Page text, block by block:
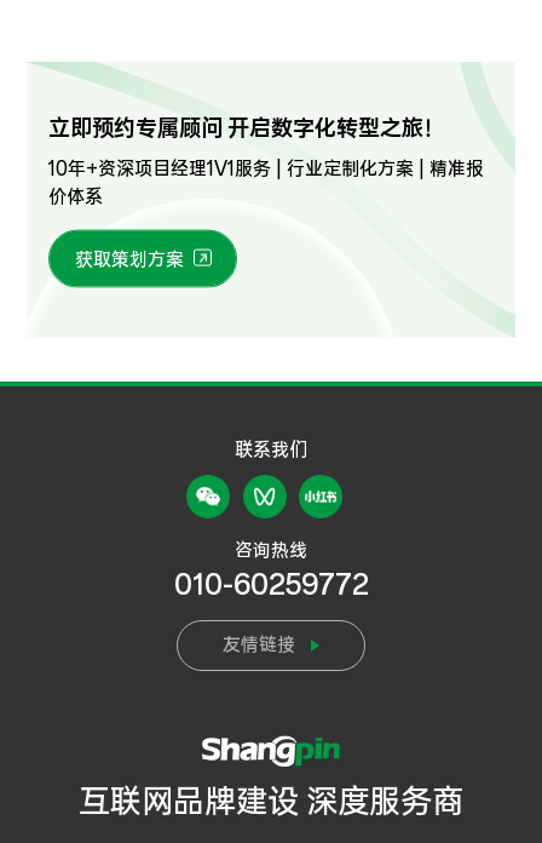
立即预约专属顾问 开启数字化转型之旅！
10年+资深项目经理1V1服务 | 行业定制化方案 | 精准报
价体系
获取策划方案
联系我们
咨询热线
010-60259772
友情链接
互联网品牌建设 深度服务商